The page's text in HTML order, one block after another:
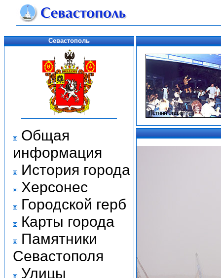
Севастополь
Общая
информация
История города
Херсонес
Городской герб
Карты города
Памятники
Севастополя
Улицы